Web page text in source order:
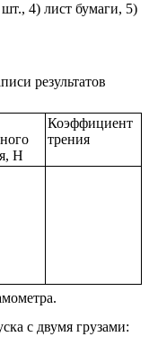
4) лист бумаги, 5)
результатов
Н
Коэффициент
трения
с двумя грузами: